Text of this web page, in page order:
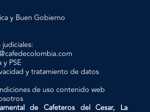
y Buen Gobierno
y PSE
y tratamiento de datos
de uso contenido web
de Cafeteros del Cesar, La